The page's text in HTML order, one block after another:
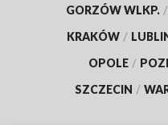
GORZÓW WLKP. /
KRAKÓW /
OPOLE /
SZCZECIN /